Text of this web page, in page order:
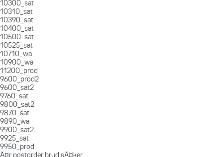
10300_sat
10310_sat
10390_sat
10400_sat
10500_sat
10525_sat
10710_wa
10900_wa
11200_prod
9600_prod2
9600_sat2
9760_sat
9800_sat2
9870_sat
9890_wa
9900_sat2
9925_sat
9950_prod
Ã¤r postorder brud sÃ¤ker